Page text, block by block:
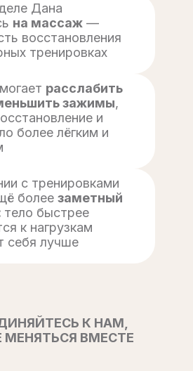
Дана
на массаж —
восстановления
тренировках
расслабить
зажимы,
и
более лёгким и
с тренировками
более заметный
тело быстрее
к нагрузкам
себя лучше
К НАМ,
МЕНЯТЬСЯ ВМЕСТЕ